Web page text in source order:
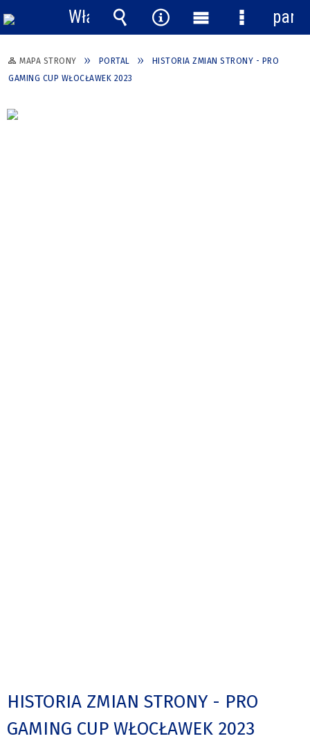
MAPA STRONY PORTAL
HISTORIA ZMIAN STRONY - PRO
GAMING CUP WŁOCŁAWEK 2023
HISTORIA ZMIAN STRONY - PRO
GAMING CUP WŁOCŁAWEK 2023
Włącz
powiadomienia
Wyszukiwarka
Narzędzia
Menu
główne
Menu
panel